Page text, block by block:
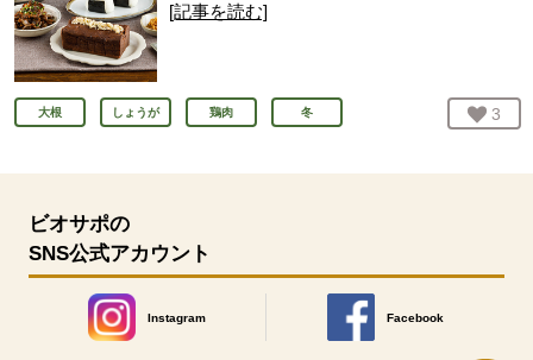
[記事を読む]
大根 しょうが 鶏肉 冬 お気
3
ビオサポの
SNS公式アカウント
Instagram
別のウィンドウで開きます。
Facebook
別のウィンドウで開きます